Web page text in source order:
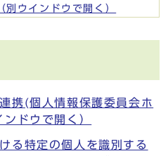
（別ウインドウで開く）
携(個人情報保護委員会ホ
ンドウで開く）
る特定の個人を識別する